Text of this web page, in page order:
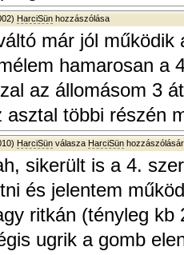
HarciSün hozzászólása
már jól működik
hamarosan a
az állomásom 3
asztal többi részén
HarciSün válasza HarciSün
sikerült is a 4.
és jelentem
ritkán (tényleg kb
ugrik a gomb